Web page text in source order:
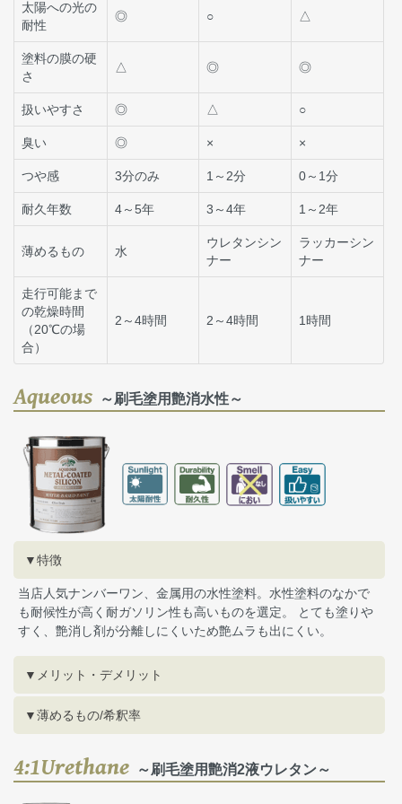
太陽への光の
耐性
◎ ○ △
塗料の膜の硬
さ
△ ◎ ◎
扱いやすさ ◎ △ ○
臭い ◎ × ×
つや感 3分のみ 1～2分 0～1分
耐久年数 4～5年 3～4年 1～2年
薄めるもの 水
ウレタンシン
ナー
ラッカーシン
ナー
走行可能まで
の乾燥時間
（20℃の場
合）
2～4時間 2～4時間 1時間
Aqueous ～刷毛塗用艶消水性～
▼特徴
当店人気ナンバーワン、金属用の水性塗料。水性塗料のなかで
も耐候性が高く耐ガソリン性も高いものを選定。 とても塗りや
すく、艶消し剤が分離しにくいため艶ムラも出にくい。
▼メリット・デメリット
▼薄めるもの/希釈率
4:1Urethane ～刷毛塗用艶消2液ウレタン～